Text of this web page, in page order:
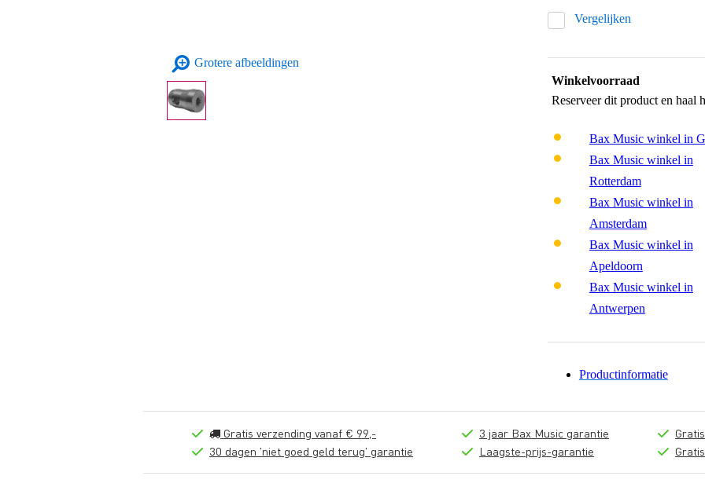
Grotere afbeeldingen
Vergelijken
Winkelvoorraad
Reserveer dit product en haal
Bax Music winkel in
Bax Music winkel in
Rotterdam
Bax Music winkel in
Amsterdam
Bax Music winkel in
Apeldoorn
Bax Music winkel in
Antwerpen
Productinformatie
Gratis verzending vanaf € 99,-
30 dagen 'niet goed geld terug' garantie
3 jaar Bax Music garantie
Laagste-prijs-garantie